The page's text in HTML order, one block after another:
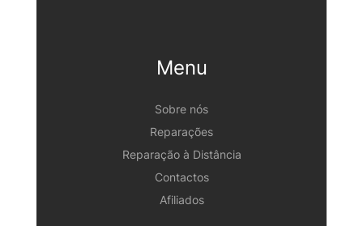
Menu
Sobre nós
Reparações
Reparação à Distância
Contactos
Afiliados